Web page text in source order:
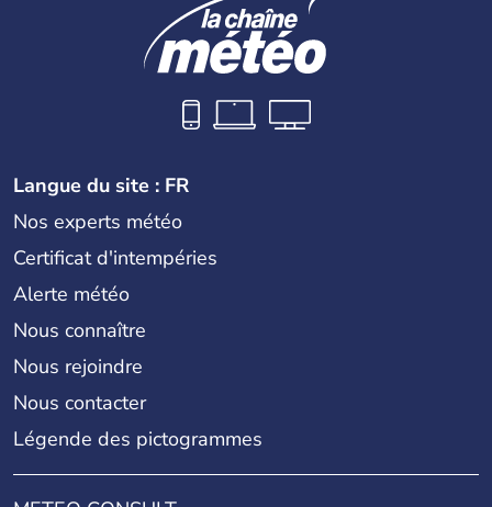
Langue du site : FR
Nos experts météo
Certificat d'intempéries
Alerte météo
Nous connaître
Nous rejoindre
Nous contacter
Légende des pictogrammes